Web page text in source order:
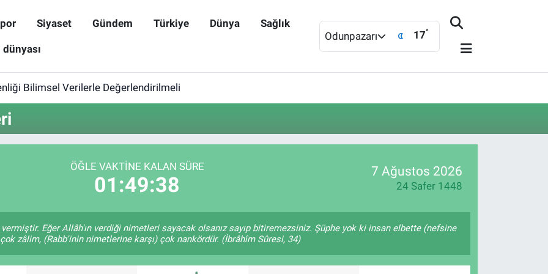
Siyaset Gündem Türkiye Dünya Sağlık
Odunpazarı 17°
Bilimsel Verilerle Değerlendirilmeli
ÖĞLE VAKTINE KALAN SÜRE
01:49:38
7 Ağustos 2026
24 Safer 1448
Eğer Allâh'ın verdiği nimetleri sayacak olsanız sayıp bitiremezsiniz. Şüphe yok ki insan elbette (nefsine
zâlim, (Rabb'inin nimetlerine karşı) çok nankördür. (İbrâhîm Sûresi, 34)